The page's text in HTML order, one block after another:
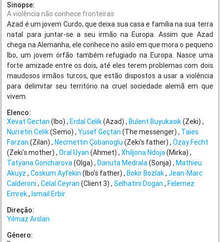
Sinopse:
A violência não conhece fronteiras
Azad é um jovem Curdo, que deixa sua casa e família na sua terra
natal para juntar-se a seu irmão na Europa. Assim que Azad
chega na Alemanha, ele conhece no asilo em que mora o pequeno
Ibo, um jovem órfão também refugiado na Europa. Nasce uma
forte amizade entre os dois, até eles terem problemas com dois
maudosos irmãos turcos, que estão dispostos a usar a violência
para delimitar seu território na cruel sociedade alemã em que
vivem.
Elenco:
Xevat Gectan (Ibo) Erdal Celik(Azad) Bulent Buyukasik(Zeki)
Nurretin Celik(Semo) Yusef Geçtan (The messenger) Taies
Farzan (Zilan) Necmettin Çobanoglu (Zeki's father) Özay Fecht
(Zeki's mother) Oral Uyan (Ahmet) Xhiljona Ndoja(Mirka)
Tatyana Goncharova(Olga) Danuta Medrala(Sonja) Mathieu
Akuyz Coskum Ayfekin (Ibo's father) Bokir Bozlak Jean-Marc
Calderoni Celal Ceyran (Client 3) Selhatini Dogan Felemez
Emrek Ismail Erbir
Direção:
Yilmaz Arslan
Gênero: